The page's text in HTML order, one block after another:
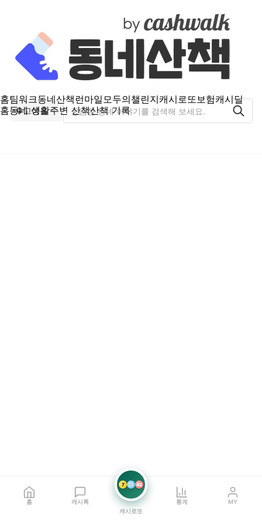
홈팀워크동네산책런마일모두의챌린지캐시로또보험캐시딜
홈동네 생활주변 산책산책 기록
고아읍
홈 캐시톡
7 21 42
캐시로또
통계 MY